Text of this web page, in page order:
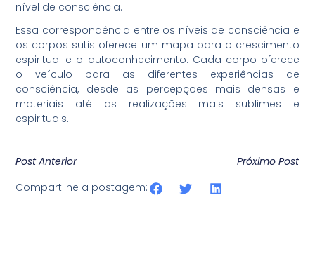
nível de consciência.
Essa correspondência entre os níveis de consciência e
os corpos sutis oferece um mapa para o crescimento
espiritual e o autoconhecimento. Cada corpo oferece
o veículo para as diferentes experiências de
consciência, desde as percepções mais densas e
materiais até as realizações mais sublimes e
espirituais.
Post Anterior
Próximo Post
Compartilhe a postagem: